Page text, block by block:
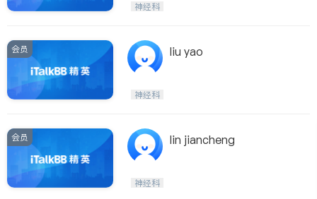
神经科
会员 liu yao
神经科
会员 lin jiancheng
神经科